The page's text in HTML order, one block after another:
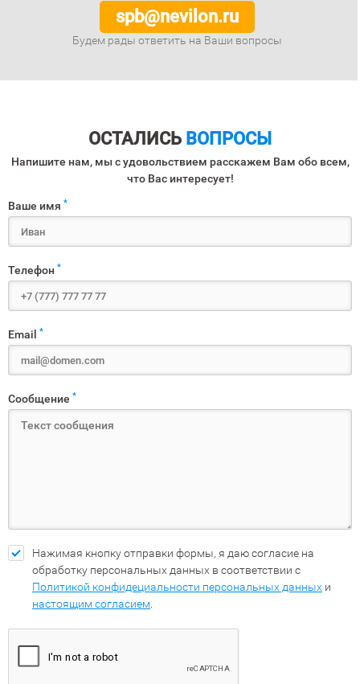
spb@nevilon.ru
Будем рады ответить на Ваши вопросы
ОСТАЛИСЬ ВОПРОСЫ
Напишите нам, мы с удовольствием расскажем Вам обо всем,
что Вас интересует!
Ваше имя *
Телефон *
Email *
Сообщение *
Нажимая кнопку отправки формы, я даю согласие на
обработку персональных данных в соответствии с
Политикой конфидециальности персональных данных и
настоящим согласием